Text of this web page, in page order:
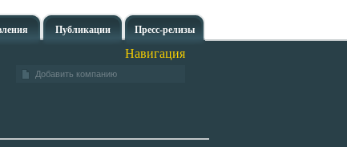
Публикации Пресс-релизы
Навигация
Добавить компанию